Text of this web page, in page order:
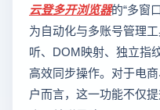
云登多开浏览器的“多窗
为自动化与多账号管理
听、DOM映射、独立指
高效同步操作。对于电
户而言，这一功能不仅